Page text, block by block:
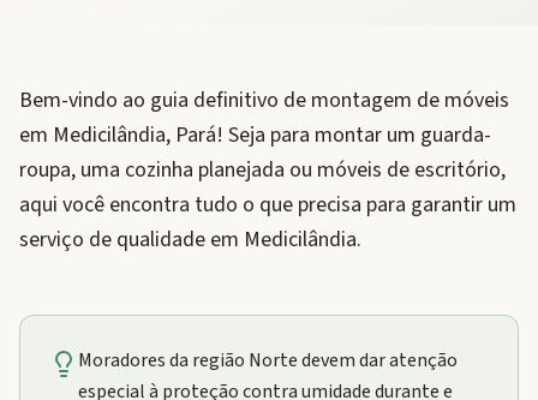
Bem-vindo ao guia definitivo de montagem de móveis
em Medicilândia, Pará! Seja para montar um guarda-
roupa, uma cozinha planejada ou móveis de escritório,
aqui você encontra tudo o que precisa para garantir um
serviço de qualidade em Medicilândia.
Moradores da região Norte devem dar atenção
especial à proteção contra umidade durante e